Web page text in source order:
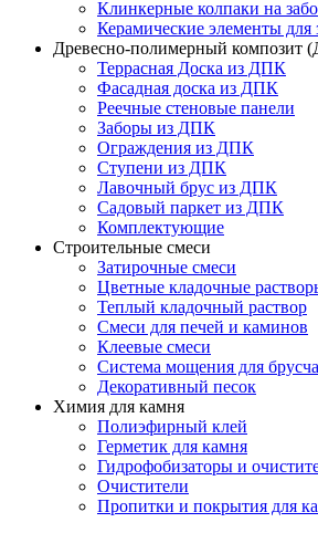
Клинкерные колпаки на
Керамические элементы для
Древесно-полимерный композит
Террасная Доска из ДПК
Фасадная доска из ДПК
Реечные стеновые панели
Заборы из ДПК
Ограждения из ДПК
Ступени из ДПК
Лавочный брус из ДПК
Садовый паркет из ДПК
Комплектующие
Строительные смеси
Затирочные смеси
Цветные кладочные
Теплый кладочный раствор
Смеси для печей и каминов
Клеевые смеси
Система мощения для
Декоративный песок
Химия для камня
Полиэфирный клей
Герметик для камня
Гидрофобизаторы и
Очистители
Пропитки и покрытия для